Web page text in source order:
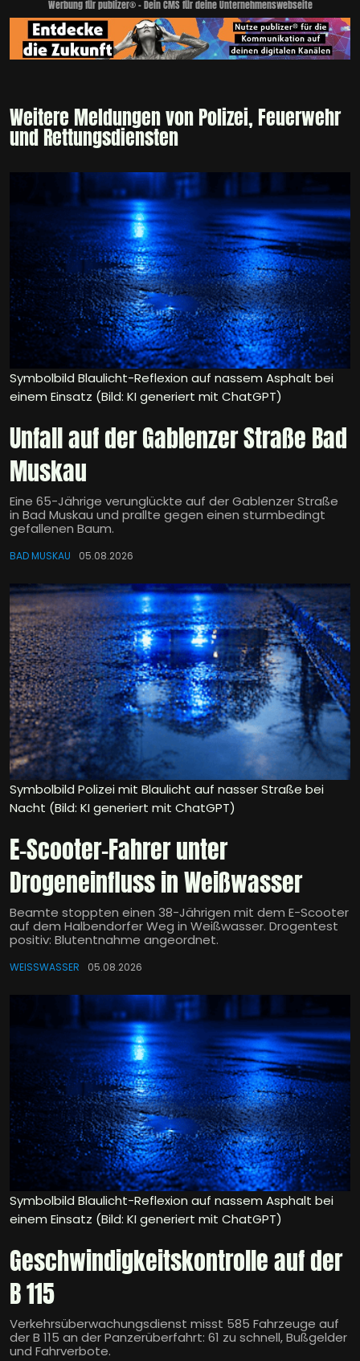
Werbung für publizer® - Dein CMS für deine Unternehmenswebseite
Weitere Meldungen von Polizei, Feuerwehr
und Rettungsdiensten
Symbolbild Blaulicht-Reflexion auf nassem Asphalt bei
einem Einsatz (Bild: KI generiert mit ChatGPT)
Unfall auf der Gablenzer Straße Bad
Muskau
Eine 65-Jährige verunglückte auf der Gablenzer Straße
in Bad Muskau und prallte gegen einen sturmbedingt
gefallenen Baum.
BAD MUSKAU 05.08.2026
Symbolbild Polizei mit Blaulicht auf nasser Straße bei
Nacht (Bild: KI generiert mit ChatGPT)
E-Scooter-Fahrer unter
Drogeneinfluss in Weißwasser
Beamte stoppten einen 38-Jährigen mit dem E-Scooter
auf dem Halbendorfer Weg in Weißwasser. Drogentest
positiv: Blutentnahme angeordnet.
WEISSWASSER 05.08.2026
Symbolbild Blaulicht-Reflexion auf nassem Asphalt bei
einem Einsatz (Bild: KI generiert mit ChatGPT)
Geschwindigkeitskontrolle auf der
B 115
Verkehrsüberwachungsdienst misst 585 Fahrzeuge auf
der B 115 an der Panzerüberfahrt: 61 zu schnell, Bußgelder
und Fahrverbote.